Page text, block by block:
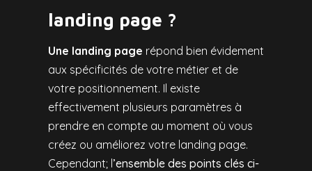
landing page ?
Une landing page répond bien évidement
aux spécificités de votre métier et de
votre positionnement. Il existe
effectivement plusieurs paramètres à
prendre en compte au moment où vous
créez ou améliorez votre landing page.
Cependant; l’ensemble des points clés ci-